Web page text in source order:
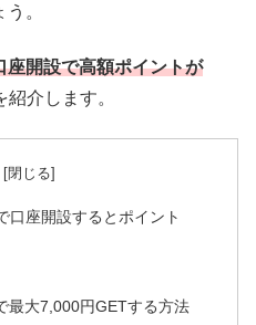
。
座開設で高額ポイントが
紹介します。
口座開設するとポイント
最大7,000円GETする方法